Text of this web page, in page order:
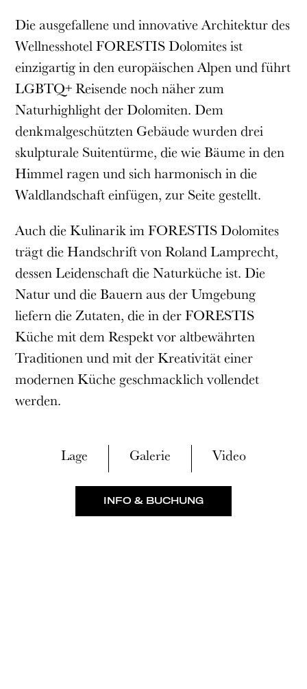
Die ausgefallene und innovative Architektur des
Wellnesshotel FORESTIS Dolomites ist
einzigartig in den europäischen Alpen und führt
LGBTQ+ Reisende noch näher zum
Naturhighlight der Dolomiten. Dem
denkmalgeschützten Gebäude wurden drei
skulpturale Suitentürme, die wie Bäume in den
Himmel ragen und sich harmonisch in die
Waldlandschaft einfügen, zur Seite gestellt.
Auch die Kulinarik imFORESTISDolomites
trägt die Handschrift von Roland Lamprecht,
dessen Leidenschaft die Naturküche ist. Die
Natur und die Bauern aus der Umgebung
liefern die Zutaten, die in der FORESTIS
Küche mit dem Respekt vor altbewährten
Traditionen und mit der Kreativität einer
modernen Küche geschmacklich vollendet
werden.
Lage Galerie Video
INFO & BUCHUNG